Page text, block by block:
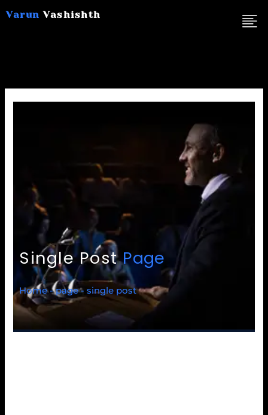
Varun Vashishth
Single PostPage
Home - page - single post